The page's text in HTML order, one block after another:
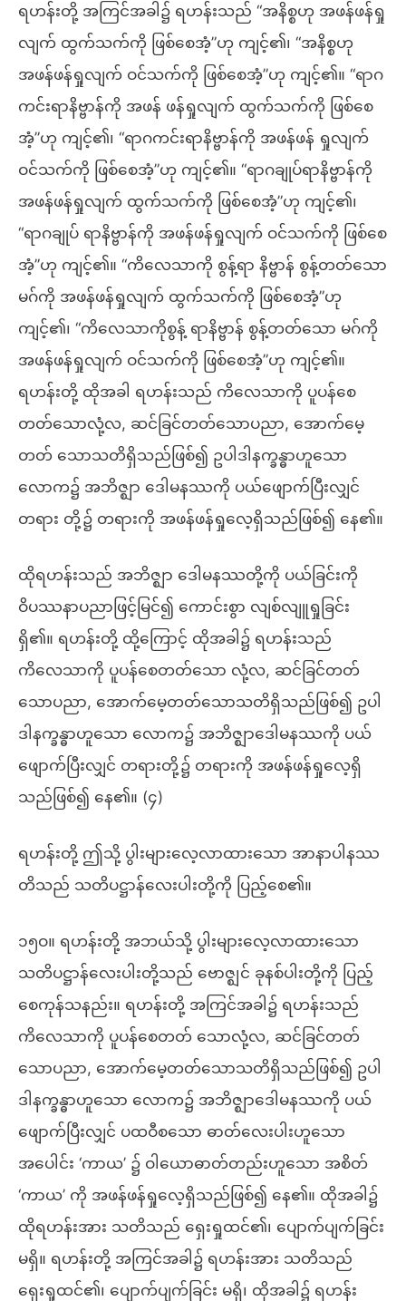
ရဟန်းတို့ အကြင်အခါ၌ ရဟန်းသည် “အနိစ္စဟု အဖန်ဖန်ရှု
လျက် ထွက်သက်ကို ဖြစ်စေအံ့”ဟု ကျင့်၏၊ “အနိစ္စဟု
အဖန်ဖန်ရှုလျက် ဝင်သက်ကို ဖြစ်စေအံ့”ဟု ကျင့်၏။ “ရာဂ
ကင်းရာနိဗ္ဗာန်ကို အဖန် ဖန်ရှုလျက် ထွက်သက်ကို ဖြစ်စေ
အံ့”ဟု ကျင့်၏၊ “ရာဂကင်းရာနိဗ္ဗာန်ကို အဖန်ဖန် ရှုလျက်
ဝင်သက်ကို ဖြစ်စေအံ့”ဟု ကျင့်၏။ “ရာဂချုပ်ရာနိဗ္ဗာန်ကို
အဖန်ဖန်ရှုလျက် ထွက်သက်ကို ဖြစ်စေအံ့”ဟု ကျင့်၏၊
“ရာဂချုပ် ရာနိဗ္ဗာန်ကို အဖန်ဖန်ရှုလျက် ဝင်သက်ကို ဖြစ်စေ
အံ့”ဟု ကျင့်၏။ “ကိလေသာကို စွန့်ရာ နိဗ္ဗာန် စွန့်တတ်သော
မဂ်ကို အဖန်ဖန်ရှုလျက် ထွက်သက်ကို ဖြစ်စေအံ့”ဟု
ကျင့်၏၊ “ကိလေသာကိုစွန့် ရာနိဗ္ဗာန် စွန့်တတ်သော မဂ်ကို
အဖန်ဖန်ရှုလျက် ဝင်သက်ကို ဖြစ်စေအံ့”ဟု ကျင့်၏။
ရဟန်းတို့ ထိုအခါ ရဟန်းသည် ကိလေသာကို ပူပန်စေ
တတ်သောလုံ့လ, ဆင်ခြင်တတ်သောပညာ, အောက်မေ့
တတ် သောသတိရှိသည်ဖြစ်၍ ဥပါဒါနက္ခန္ဓာဟူသော
လောက၌ အဘိဇ္ဈာ ဒေါမနဿကို ပယ်ဖျောက်ပြီးလျှင်
တရား တို့၌ တရားကို အဖန်ဖန်ရှုလေ့ရှိသည်ဖြစ်၍ နေ၏။
ထိုရဟန်းသည် အဘိဇ္ဈာ ဒေါမနဿတို့ကို ပယ်ခြင်းကို
ဝိပဿနာပညာဖြင့်မြင်၍ ကောင်းစွာ လျစ်လျူရှုခြင်း
ရှိ၏။ ရဟန်းတို့ ထို့ကြောင့် ထိုအခါ၌ ရဟန်းသည်
ကိလေသာကို ပူပန်စေတတ်သော လုံ့လ, ဆင်ခြင်တတ်
သောပညာ, အောက်မေ့တတ်သောသတိရှိသည်ဖြစ်၍ ဥပါ
ဒါနက္ခန္ဓာဟူသော လောက၌ အဘိဇ္ဈာဒေါမနဿကို ပယ်
ဖျောက်ပြီးလျှင် တရားတို့၌ တရားကို အဖန်ဖန်ရှုလေ့ရှိ
သည်ဖြစ်၍ နေ၏။ (၄)
ရဟန်းတို့ ဤသို့ ပွါးများလေ့လာထားသော အာနာပါနဿ
တိသည် သတိပဋ္ဌာန်လေးပါးတို့ကို ပြည့်စေ၏။
၁၅ဝ။ ရဟန်းတို့ အဘယ်သို့ ပွါးများလေ့လာထားသော
သတိပဋ္ဌာန်လေးပါးတို့သည် ဗောဇ္ဈင် ခုနစ်ပါးတို့ကို ပြည့်
စေကုန်သနည်း။ ရဟန်းတို့ အကြင်အခါ၌ ရဟန်းသည်
ကိလေသာကို ပူပန်စေတတ် သောလုံ့လ, ဆင်ခြင်တတ်
သောပညာ, အောက်မေ့တတ်သောသတိရှိသည်ဖြစ်၍ ဥပါ
ဒါနက္ခန္ဓာဟူသော လောက၌ အဘိဇ္ဈာဒေါမနဿကို ပယ်
ဖျောက်ပြီးလျှင် ပထဝီစသော ဓာတ်လေးပါးဟူသော
အပေါင်း ‘ကာယ’ ၌ ဝါယောဓာတ်တည်းဟူသော အစိတ်
‘ကာယ’ ကို အဖန်ဖန်ရှုလေ့ရှိသည်ဖြစ်၍ နေ၏။ ထိုအခါ၌
ထိုရဟန်းအား သတိသည် ရှေးရှုထင်၏၊ ပျောက်ပျက်ခြင်း
မရှိ။ ရဟန်းတို့ အကြင်အခါ၌ ရဟန်းအား သတိသည်
ရှေးရှုထင်၏၊ ပျောက်ပျက်ခြင်း မရှိ၊ ထိုအခါ၌ ရဟန်း